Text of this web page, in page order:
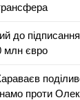
до підписання
млн євро
проти